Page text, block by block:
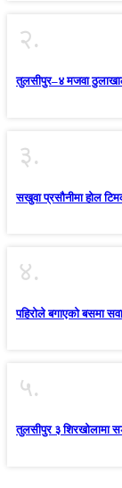
२.
तुलसीपुर–४ मजवा
३.
सखुवा प्रसौनीमा होल
४.
पहिराेले बगाएकाे बसमा
५.
तुलसीपुर ३ शिरखोलामा